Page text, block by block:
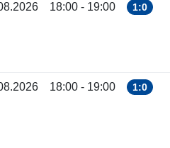
18:00 - 19:00 1:0
18:00 - 19:00 1:0